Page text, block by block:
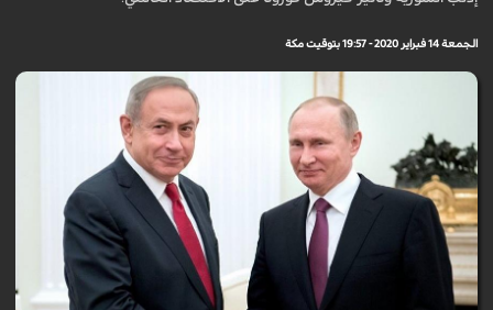
الجمعة 14 فبراير 2020 - 19:57 بتوقيت مكة